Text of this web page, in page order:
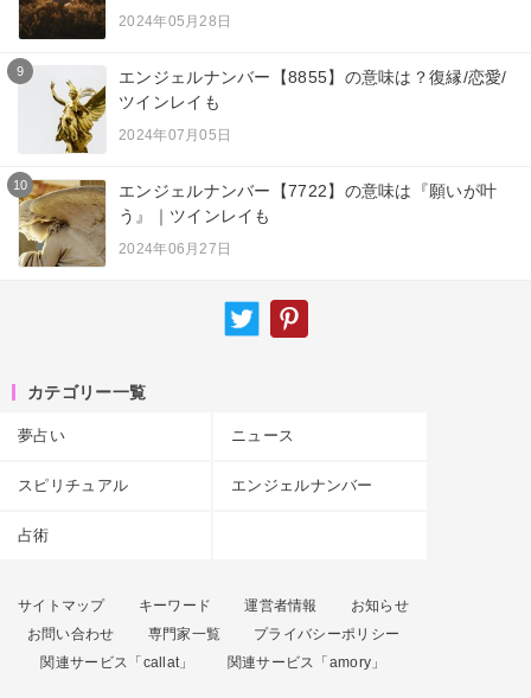
2024年05月28日
9
エンジェルナンバー【8855】の意味は？復縁/恋愛/
ツインレイも
2024年07月05日
10
エンジェルナンバー【7722】の意味は『願いが叶
う』｜ツインレイも
2024年06月27日
カテゴリー一覧
夢占い ニュース
スピリチュアル エンジェルナンバー
占術
サイトマップ キーワード 運営者情報
お知らせ
お問い合わせ
専門家一覧
プライバシーポリシー
関連サービス「callat」
関連サービス「amory」